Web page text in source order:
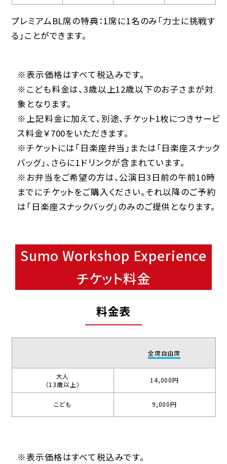
プレミアムBL席の特典：1席に1名のみ「力士に挑戦す
る」ことができます。
※表示価格はすべて税込みです。
※こども料金は、3歳以上12歳以下のお子さまが対
象となります。
※上記料金に加えて、別途、チケット1枚につきサービ
ス料金￥700をいただきます。
※チケットには「日楽座弁当」または「日楽座スナック
バッグ」、さらに1ドリンクが含まれています。
※お弁当をご希望の方は、公演日3日前の午前10時
までにチケットをご購入ください。それ以降のご予約
は「日楽座スナックバッグ」のみのご提供となります。
Sumo Workshop Experience
チケット料金
料金表
全席自由席
大人
（13歳以上）
14,000円
こども 9,000円
※表示価格はすべて税込みです。